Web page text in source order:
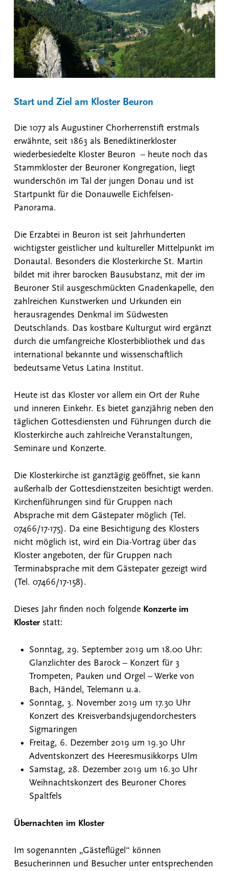
Start und Ziel am Kloster Beuron
Die 1077 als Augustiner Chorherrenstift erstmals
erwähnte, seit 1863 als Benediktinerkloster
wiederbesiedelte Kloster Beuron – heute noch das
Stammkloster der Beuroner Kongregation, liegt
wunderschön im Tal der jungen Donau und ist
Startpunkt für die Donauwelle Eichfelsen-
Panorama.
Die Erzabtei in Beuron ist seit Jahrhunderten
wichtigster geistlicher und kultureller Mittelpunkt im
Donautal. Besonders die Klosterkirche St. Martin
bildet mit ihrer barocken Bausubstanz, mit der im
Beuroner Stil ausgeschmückten Gnadenkapelle, den
zahlreichen Kunstwerken und Urkunden ein
herausragendes Denkmal im Südwesten
Deutschlands. Das kostbare Kulturgut wird ergänzt
durch die umfangreiche Klosterbibliothek und das
international bekannte und wissenschaftlich
bedeutsame Vetus Latina Institut.
Heute ist das Kloster vor allem ein Ort der Ruhe
und inneren Einkehr. Es bietet ganzjährig neben den
täglichen Gottesdiensten und Führungen durch die
Klosterkirche auch zahlreiche Veranstaltungen,
Seminare und Konzerte.
Die Klosterkirche ist ganztägig geöffnet, sie kann
außerhalb der Gottesdienstzeiten besichtigt werden.
Kirchenführungen sind für Gruppen nach
Absprache mit dem Gästepater möglich (Tel.
07466/17-175). Da eine Besichtigung des Klosters
nicht möglich ist, wird ein Dia-Vortrag über das
Kloster angeboten, der für Gruppen nach
Terminabsprache mit dem Gästepater gezeigt wird
(Tel. 07466/17-158).
Dieses Jahr finden noch folgende Konzerte im
Klosterstatt:
Sonntag, 29. September 2019 um 18.00 Uhr:
Glanzlichter des Barock – Konzert für 3
Trompeten, Pauken und Orgel – Werke von
Bach, Händel, Telemann u.a.
Sonntag, 3. November 2019 um 17.30 Uhr
Konzert des Kreisverbandsjugendorchesters
Sigmaringen
Freitag, 6. Dezember 2019 um 19.30 Uhr
Adventskonzert des Heeresmusikkorps Ulm
Samstag, 28. Dezember 2019 um 16.30 Uhr
Weihnachtskonzert des Beuroner Chores
Spaltfels
Übernachten im Kloster
Im sogenannten „Gästeflügel“ können
Besucherinnen und Besucher unter entsprechenden